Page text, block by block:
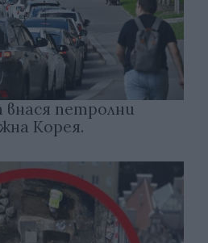
внася петролни
Корея.